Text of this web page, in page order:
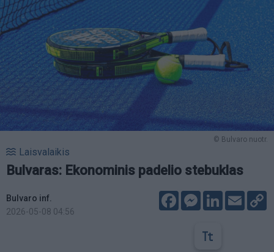
© Bulvaro nuotr.
Laisvalaikis
Bulvaras: Ekonominis padelio stebuklas
Bulvaro inf.
2026-05-08 04:56
FacebookMessenger
LinkedIn
Email